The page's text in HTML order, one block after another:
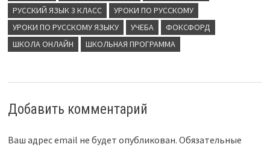
РУССКИЙ ЯЗЫК 3 КЛАСС
УРОКИ ПО РУССКОМУ
УРОКИ ПО РУССКОМУ ЯЗЫКУ
УЧЕБА
ФОКСФОРД
ШКОЛА ОНЛАЙН
ШКОЛЬНАЯ ПРОГРАММА
Добавить комментарий
Ваш адрес email не будет опубликован. Обязательные